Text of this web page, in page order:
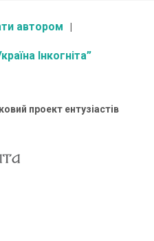
автором
Інкогніта”
проект ентузіастів